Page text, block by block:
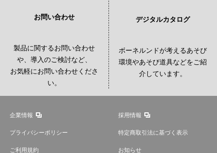
お問い合わせ
製品に関するお問い合わせ
や、導入のご検討など、
お気軽にお問い合わせくださ
い。
デジタルカタログ
ボーネルンドが考えるあそび
環境やあそび道具などをご紹
介しています。
企業情報 採用情報
プライバシーポリシー 特定商取引法に基づく表示
ご利用規約 お知らせ